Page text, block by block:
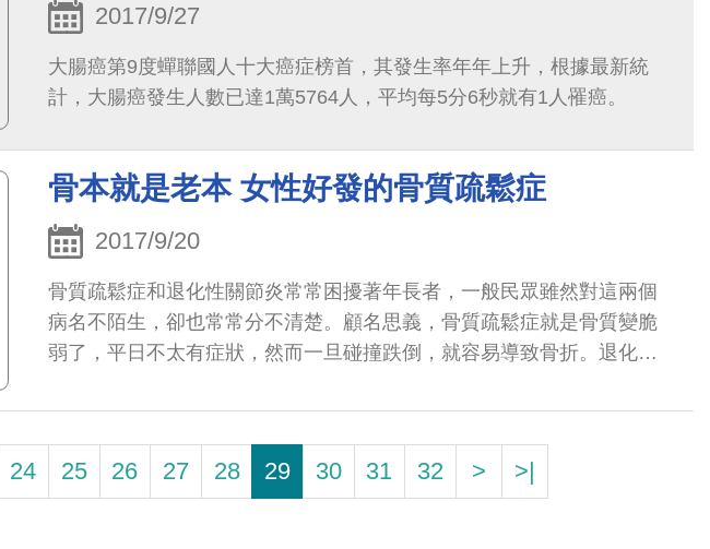
2017/9/27
大腸癌第9度蟬聯國人十大癌症榜首，其發生率年年上升，根據最新統
計，大腸癌發生人數已達1萬5764人，平均每5分6秒就有1人罹癌。
骨本就是老本 女性好發的骨質疏鬆症
2017/9/20
骨質疏鬆症和退化性關節炎常常困擾著年長者，一般民眾雖然對這兩個
病名不陌生，卻也常常分不清楚。顧名思義，骨質疏鬆症就是骨質變脆
弱了，平日不太有症狀，然而一旦碰撞跌倒，就容易導致骨折。退化性
24 25 26 27 28 29 30 31 32 > >|